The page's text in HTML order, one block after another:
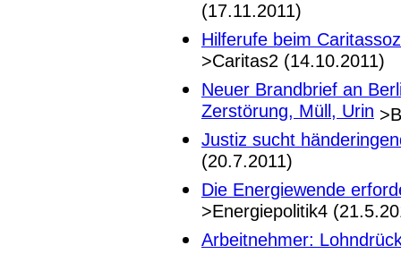
(17.11.2011)
Hilferufe beim
>Caritas2 (14.10.2011)
Neuer Brandbrief an
Zerstörung, Müll, Urin
Justiz sucht
(20.7.2011)
Die Energiewende
>Energiepolitik4
Arbeitnehmer: